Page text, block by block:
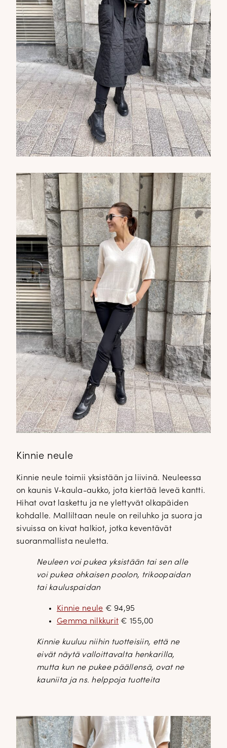
Kinnie neule
Kinnie neule toimii yksistään ja liivinä. Neuleessa
on kaunis V-kaula-aukko, jota kiertää leveä kantti.
Hihat ovat laskettu ja ne ylettyvät olkapäiden
kohdalle. Malliltaan neule on reiluhko ja suora ja
sivuissa on kivat halkiot, jotka keventävät
suoranmallista neuletta.
Neuleen voi pukea yksistään tai sen alle
voi pukea ohkaisen poolon, trikoopaidan
tai kauluspaidan
Kinnie neule € 94,95
Gemma nilkkurit € 155,00
Kinnie kuuluu niihin tuotteisiin, että ne
eivät näytä valloittavalta henkarilla,
mutta kun ne pukee päällensä, ovat ne
kauniita ja ns. helppoja tuotteita